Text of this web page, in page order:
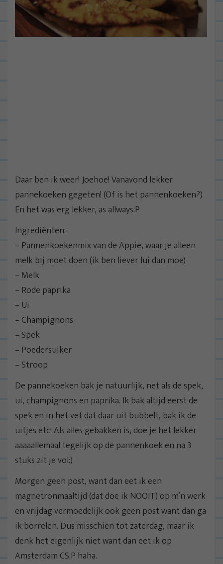
Daar ben ik weer! Joehoe! Vanavond lekker
pannekoeken gegeten! (Of is het pannenkoeken?)
En het was erg lekker, as allways:P
Ingrediënten:
– Pannenkoekenmix van de Appie, waar je alleen
melk bij moet doen (ik ben liever lui dan moe)
– Melk
– Rode paprika
– Ui
– Champignons
– Spek
– Poedersuiker
– Stroop
De pannekoeken bak je natuurlijk, net als de spek,
ui, champignons en paprika. Ik bak altijd eerst de
spek en in het vet dat daar uit bubbelt, bak ik de
uitjes etc! Als alles gebakken is, doe je het lekker
aaaaallemaal tegelijk op de pannenkoek en na 3
stuks zit je vol:)
Morgen geen post, want dan eet ik een
magnetronmaaltijd (dat doe ik NOOIT) op m’n werk
en vrijdag vermoedelijk ook geen post want dan ga
ik borrelen. Dus misschien tot zaterdag, maar ik
denk het eigenlijk niet want dan eet ik op
Amsterdam CS:P haha.